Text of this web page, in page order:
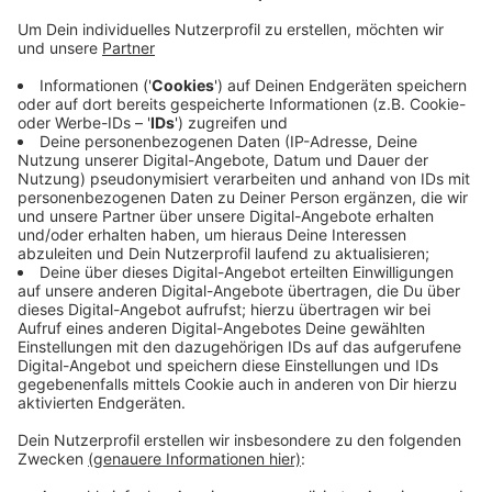
Veröffentlicht:Samstag, 04.03.2023 08:35
Anzeige
Im Konrad-Adenauer-Gymnasium informieren
Aussteller zu Themen von Schüleraustausch, über
Sprachreisen, bis hin zu Studium im Ausland. Außerdem
berät der Gastgeber, die Organisation "weltweiser"
über Stipendien und andere
Finanzierungsmöglichkeiten. Die Messe geht heute
von 10 bis 16 Uhr, der Eintritt ist frei.
Anzeige